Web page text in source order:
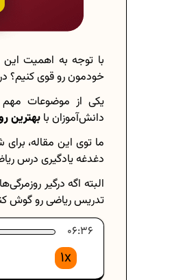
با توجه به اهمیت
خودمون رو قوی کنیم؟
یکی از موضوعات مهم
دانش‌آموزان با بهترین
ما توی این مقاله،
دغدغه یادگیری درس
البته اگه درگیر
تدریس ریاضی رو گوش
06:36
1x